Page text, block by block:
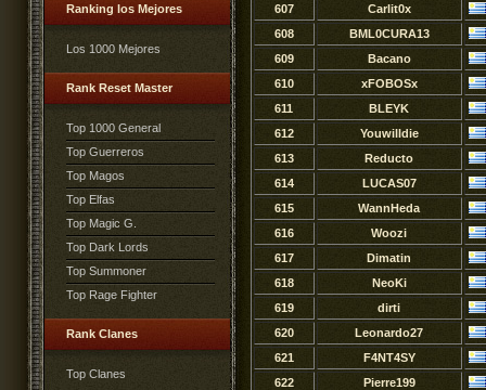
Ranking los Mejores
Los 1000 Mejores
Rank Reset Master
Top 1000 General
Top Guerreros
Top Magos
Top Elfas
Top Magic G.
Top Dark Lords
Top Summoner
Top Rage Fighter
Rank Clanes
Top Clanes
607
Carlit0x
608
BML0CURA13
609
Bacano
610
xFOBOSx
611
BLEYK
612
Youwilldie
613
Reducto
614
LUCAS07
615
WannHeda
616
Woozi
617
Dimatin
618
NeoKi
619
dirti
620
Leonardo27
621
F4NT4SY
622
Pierre199